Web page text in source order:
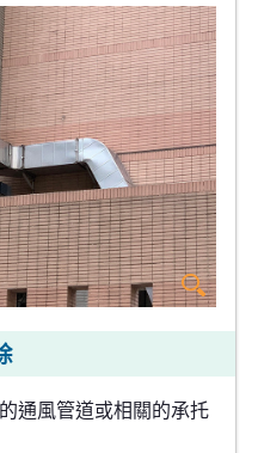
通風管道或相關的承托